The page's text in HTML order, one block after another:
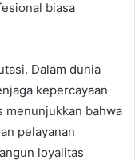
biasa
Dalam dunia
kepercayaan
menunjukkan bahwa
pelayanan
loyalitas